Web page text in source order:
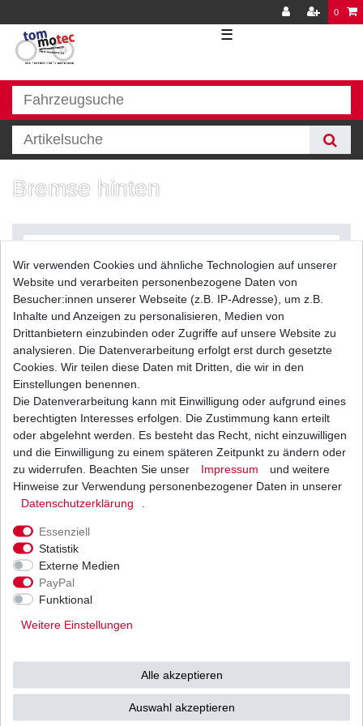
0
☰
Bremse hinten
Filter
Bremsbeläge EBC für Arctic Cat zwischen 1998
- 2004 vorne und hinten
UVP 29,43 € 20,15 € *
1 Satz | 20,15 € / Satz
inkl. ges. MwSt. zzgl.
Versand
Ab einem Warenwert von
500 Euro versenden wir
53783 Eitorf (
unbedingt Termin
Wir verwenden Cookies und ähnliche Technologien auf unserer
Website und verarbeiten personenbezogene Daten von
Besucher:innen unserer Webseite (z.B. IP-Adresse), um z.B.
Inhalte und Anzeigen zu personalisieren, Medien von
Drittanbietern einzubinden oder Zugriffe auf unsere Website zu
analysieren. Die Datenverarbeitung erfolgt erst durch gesetzte
Cookies. Wir teilen diese Daten mit Dritten, die wir in den
Einstellungen benennen.
Die Datenverarbeitung kann mit Einwilligung oder aufgrund eines
berechtigten Interesses erfolgen. Die Zustimmung kann erteilt
oder abgelehnt werden. Es besteht das Recht, nicht einzuwilligen
und die Einwilligung zu einem späteren Zeitpunkt zu ändern oder
zu widerrufen. Beachten Sie unser
Impressum
und weitere
Hinweise zur Verwendung personenbezogener Daten in unserer
Daten­schutz­erklärung
Essenziell
Statistik
Externe Medien
PayPal
Funktional
Weitere Einstellungen
Alle akzeptieren
Auswahl akzeptieren